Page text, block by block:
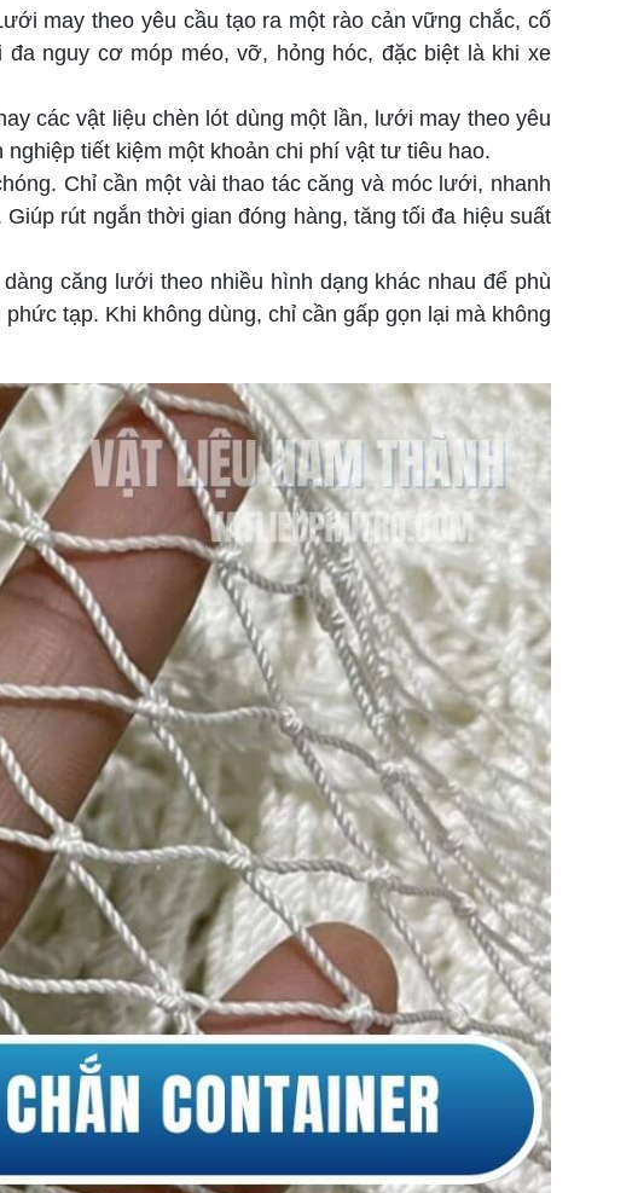
may theo yêu cầu tạo ra một rào cản vững chắc, cố
nguy cơ móp méo, vỡ, hỏng hóc, đặc biệt là khi xe
các vật liệu chèn lót dùng một lần, lưới may theo yêu
tiết kiệm một khoản chi phí vật tư tiêu hao.
Chỉ cần một vài thao tác căng và móc lưới, nhanh
rút ngắn thời gian đóng hàng, tăng tối đa hiệu suất
căng lưới theo nhiều hình dạng khác nhau để phù
tạp. Khi không dùng, chỉ cần gấp gọn lại mà không